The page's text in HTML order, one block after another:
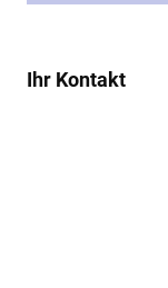
Ihr Kontakt